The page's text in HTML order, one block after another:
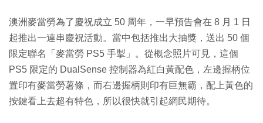
澳洲麥當勞為了慶祝成立 50 周年，一早預告會在 8 月 1 日
起推出一連串慶祝活動。當中包括推出大抽獎，送出 50 個
限定聯名「麥當勞 PS5 手掣」。從概念照片可見，這個
PS5 限定的 DualSense 控制器為紅白黃配色，左邊握柄位
置印有麥當勞薯條，而右邊握柄則印有巨無霸，配上黃色的
按鍵看上去超有特色，所以很快就引起網民期待。